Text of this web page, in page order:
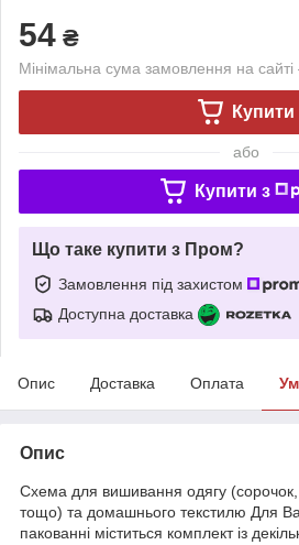
54 ₴
Мінімальна сума замовлення на
Купити
або
Купити з
Що таке купити з Пром?
Замовлення під захистом
Доступна доставка
Опис Доставка Оплата
Опис
Схема для вишивання одягу
тощо) та домашнього текстилю Для
пакованні міститься комплект із